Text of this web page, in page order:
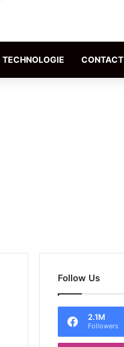
TECHNOLOGIE CONTACT
Follow Us
2.1M
Followers